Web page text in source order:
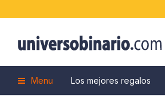
Menu Los mejores regalos